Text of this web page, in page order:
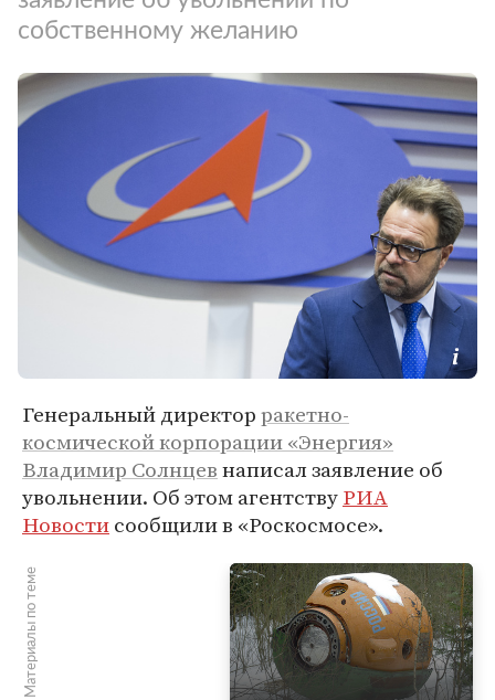
собственному желанию
Генеральный директорракетно-
космической корпорации «Энергия»
Владимир Солнцевнаписал заявление об
увольнении. Об этом агентствуРИА
Новостисообщили в «Роскосмосе».
Материалы по теме